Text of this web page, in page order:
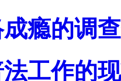
瘾的调
工作的